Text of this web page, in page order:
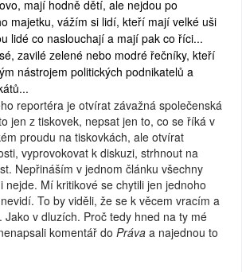
mají hodně dětí, ale nejdou po
majetku, vážím si lidí, kteří mají velké uši
lidé co naslouchají a mají pak co říci...
zavilé zelené nebo modré řečníky, kteří
nástrojem politických podnikatelů a
reportéra je otvírat závažná společenská
jen z tiskovek, nepsat jen to, co se říká v
proudu na tiskovkách, ale otvírat
vyprovokovat k diskuzi, strhnout na
Nepřináším v jednom článku všechny
nejde. Mí kritikové se chytili jen jednoho
To by viděli, že se k věcem vracím a
Jako v dluzích. Proč tedy hned na ty mé
komentář do Práva a najednou to